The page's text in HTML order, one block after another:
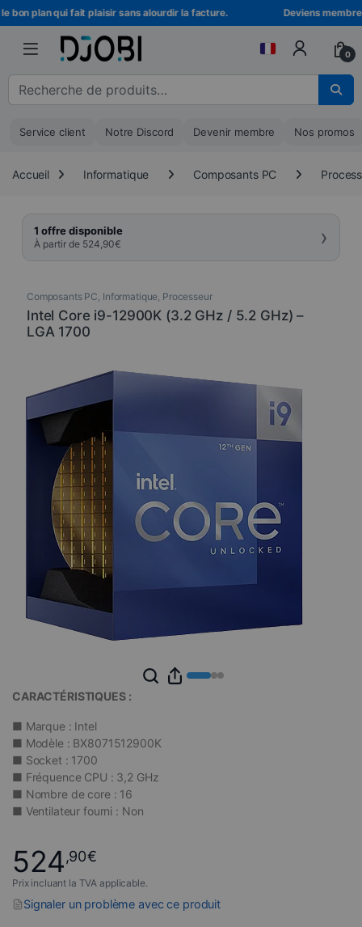
Skip to navigation
Skip to content
plan qui fait plaisir sans alourdir la facture. Deviens membre
0
Recherche pour :
Service client Notre Discord Devenir membre Nos promos
Accueil Informatique Composants PC
1 offre disponible
À partir de 524,90€ ›
Composants PC, Informatique, Processeur
Intel Core i9-12900K (3.2 GHz / 5.2 GHz) –
LGA 1700
CARACTÉRISTIQUES :
■ Marque : Intel
■ Modèle : BX8071512900K
■ Socket : 1700
■ Fréquence CPU : 3,2 GHz
■ Nombre de core : 16
■ Ventilateur fourni : Non
524,90€
Prix incluant la TVA applicable.
Signaler un problème avec ce produit